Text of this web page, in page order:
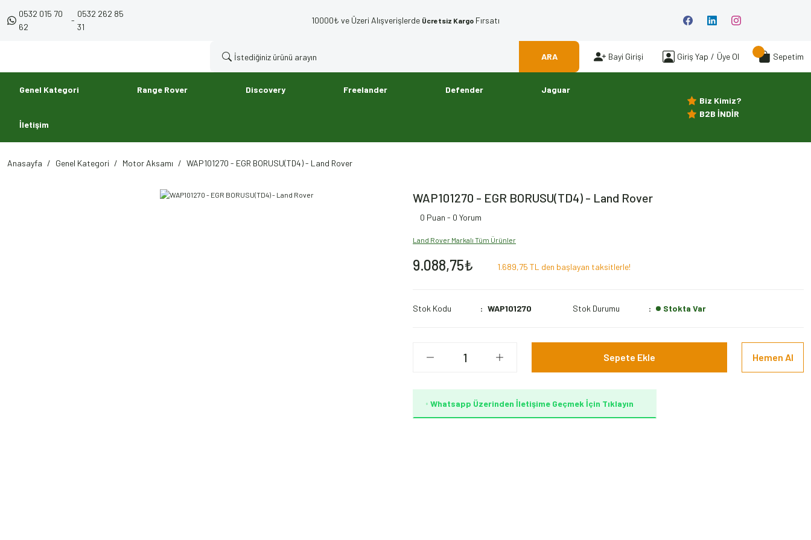
0532 015 70
62
-
0532 262 85
31
10000₺ ve Üzeri Alışverişlerde Ücretsiz Kargo Fırsatı
ARA Bayi Girişi Giriş Yap / Üye Ol Sepetim
Genel Kategori Range Rover Discovery Freelander Defender Jaguar
İletişim
Biz Kimiz?
B2B İNDİR
Anasayfa Genel Kategori Motor Aksamı WAP101270 - EGR BORUSU(TD4) - Land Rover
WAP101270 - EGR BORUSU(TD4) - Land Rover
0 Puan - 0 Yorum
Land Rover Markalı Tüm Ürünler
9.088,75₺ 1.689,75 TL den başlayan taksitlerle!
Stok Kodu WAP101270 Stok Durumu Stokta Var
Sepete Ekle Hemen Al
Whatsapp Üzerinden İletişime Geçmek İçin Tıklayın